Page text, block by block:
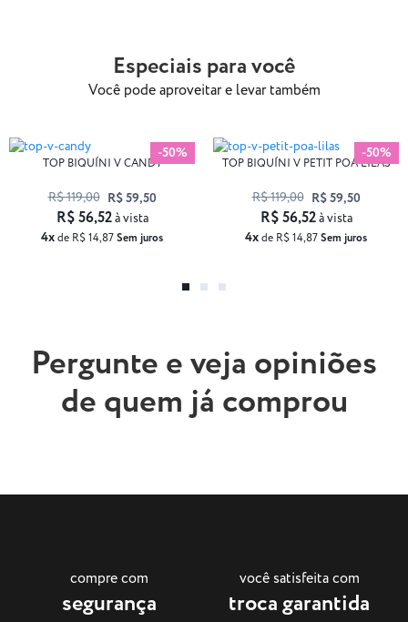
Especiais para você
Você pode aproveitar e levar também
-50%
TOP BIQUÍNI V CANDY
R$ 119,00 R$ 59,50
4xde R$ 14,87Sem juros
R$ 56,52à vista
-50%
TOP BIQUÍNI V PETIT POÁ LILÁS
R$ 119,00 R$ 59,50
4xde R$ 14,87Sem juros
R$ 56,52à vista
Pergunte e veja opiniões
de quem já comprou
compre com
segurança
você satisfeita com
troca garantida